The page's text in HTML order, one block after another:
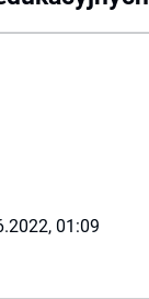
01:09